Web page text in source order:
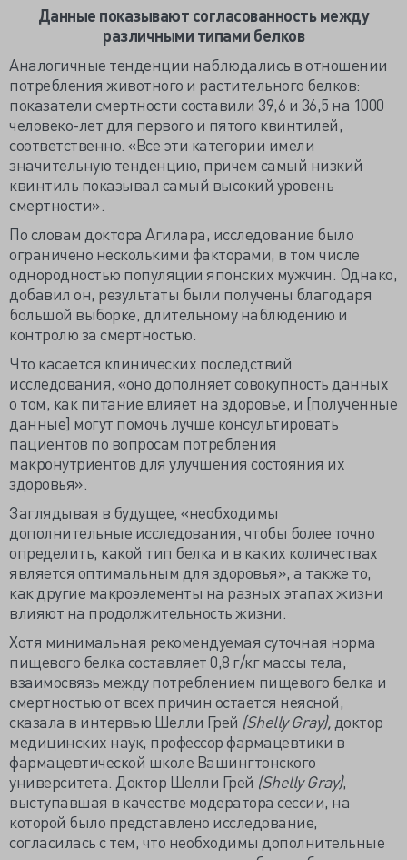
Данные показывают согласованность между
различными типами белков
Аналогичные тенденции наблюдались в отношении
потребления животного и растительного белков:
показатели смертности составили 39,6 и 36,5 на 1000
человеко-лет для первого и пятого квинтилей,
соответственно. «Все эти категории имели
значительную тенденцию, причем самый низкий
квинтиль показывал самый высокий уровень
смертности».
По словам доктора Агилара, исследование было
ограничено несколькими факторами, в том числе
однородностью популяции японских мужчин. Однако,
добавил он, результаты были получены благодаря
большой выборке, длительному наблюдению и
контролю за смертностью.
Что касается клинических последствий
исследования, «оно дополняет совокупность данных
о том, как питание влияет на здоровье, и [полученные
данные] могут помочь лучше консультировать
пациентов по вопросам потребления
макронутриентов для улучшения состояния их
здоровья».
Заглядывая в будущее, «необходимы
дополнительные исследования, чтобы более точно
определить, какой тип белка и в каких количествах
является оптимальным для здоровья», а также то,
как другие макроэлементы на разных этапах жизни
влияют на продолжительность жизни.
Хотя минимальная рекомендуемая суточная норма
пищевого белка составляет 0,8 г/кг массы тела,
взаимосвязь между потреблением пищевого белка и
смертностью от всех причин остается неясной,
сказала в интервью Шелли Грей (ShellyGray), доктор
медицинских наук, профессор фармацевтики в
фармацевтической школе Вашингтонского
университета. Доктор Шелли Грей (ShellyGray),
выступавшая в качестве модератора сессии, на
которой было представлено исследование,
согласилась с тем, что необходимы дополнительные